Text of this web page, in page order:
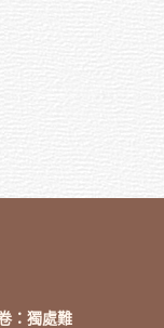
：獨處難